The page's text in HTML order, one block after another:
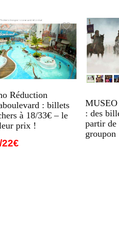
Réduction
: billets
à 18/33€ – le
prix !
22€
: des
partir de
groupon